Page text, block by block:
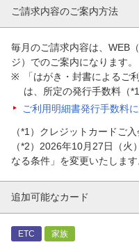
ご請求内容のご案内方法
毎月のご請求内容は、WEB
ジ）でのご案内になります。
「はがき・封書によるご
は、所定の発行手数料（
ご利用明細書発行手数料
（*1）クレジットカードご
（*2）2026年10月27日（火
なる条件」を変更いたしま
追加可能なカード
ETC 家族